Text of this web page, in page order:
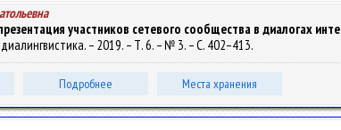
участников сетевого сообщества в диалогах
– 2019. – Т. 6. – № 3. – С. 402–413.
Подробнее Места хранения